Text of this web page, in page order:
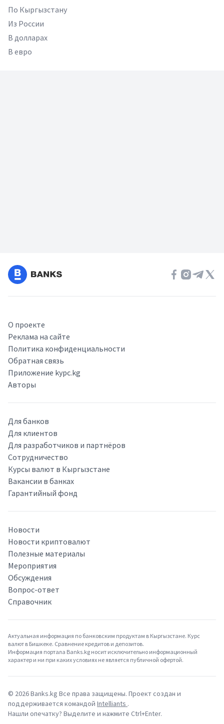
По Кыргызстану
Из России
В долларах
В евро
О проекте
Реклама на сайте
Политика конфиденциальности
Обратная связь
Приложение kypc.kg
Авторы
Для банков
Для клиентов
Для разработчиков и партнёров
Сотрудничество
Курсы валют в Кыргызстане
Вакансии в банках
Гарантийный фонд
Новости
Новости криптовалют
Полезные материалы
Мероприятия
Обсуждения
Вопрос-ответ
Справочник
Актуальная информация по банковским продуктам в Кыргызстане. Курс
валют в Бишкеке. Сравнение кредитов и депозитов.
Информация портала Banks.kg носит исключительно информационный
характер и ни при каких условиях не является публичной офертой.
© 2026Banks.kg Все права защищены. Проект создан и
поддерживается командой Intelliants .
Нашли опечатку? Выделите и нажмите Ctrl+Enter.